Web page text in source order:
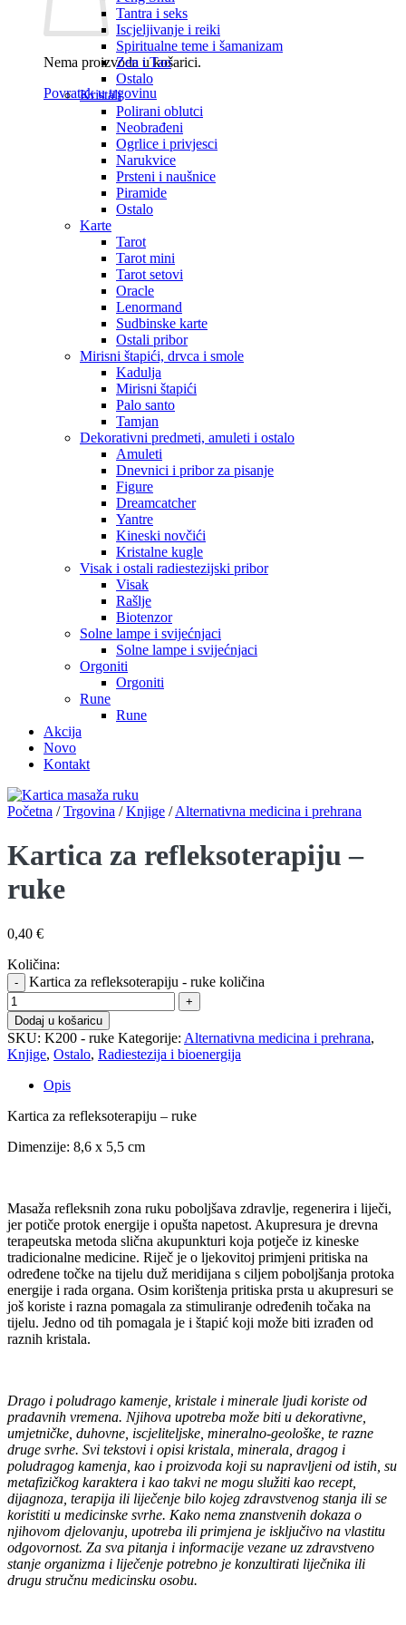
Nema proizvoda u košarici.
Povratak u trgovinu
Tantra i seks
Iscjeljivanje i reiki
Spiritualne teme i šamanizam
Zen i Tao
Ostalo
Kristali
Polirani oblutci
Neobrađeni
Ogrlice i privjesci
Narukvice
Prsteni i naušnice
Piramide
Ostalo
Karte
Tarot
Tarot mini
Tarot setovi
Oracle
Lenormand
Sudbinske karte
Ostali pribor
Mirisni štapići, drvca i smole
Kadulja
Mirisni štapići
Palo santo
Tamjan
Dekorativni predmeti, amuleti i ostalo
Amuleti
Dnevnici i pribor za pisanje
Figure
Dreamcatcher
Yantre
Kineski novčići
Kristalne kugle
Visak i ostali radiestezijski pribor
Visak
Rašlje
Biotenzor
Solne lampe i svijećnjaci
Solne lampe i svijećnjaci
Orgoniti
Orgoniti
Rune
Rune
Akcija
Novo
Kontakt
Početna / Trgovina / Knjige / Alternativna medicina i prehrana
Kartica za refleksoterapiju –
ruke
0,40 €
Količina:
Kartica za refleksoterapiju - ruke količina
Dodaj u košaricu
SKU: K200 - ruke Kategorije: Alternativna medicina i prehrana,
Knjige, Ostalo, Radiestezija i bioenergija
Opis
Kartica za refleksoterapiju – ruke
Dimenzije: 8,6 x 5,5 cm
Masaža refleksnih zona ruku poboljšava zdravlje, regenerira i liječi,
jer potiče protok energije i opušta napetost. Akupresura je drevna
terapeutska metoda slična akupunkturi koja potječe iz kineske
tradicionalne medicine. Riječ je o ljekovitoj primjeni pritiska na
određene točke na tijelu duž meridijana s ciljem poboljšanja protoka
energije i rada organa. Osim korištenja pritiska prsta u akupresuri se
još koriste i razna pomagala za stimuliranje određenih točaka na
tijelu. Jedno od tih pomagala je i štapić koji može biti izrađen od
raznih kristala.
Drago i poludrago kamenje, kristale i minerale ljudi koriste od
pradavnih vremena. Njihova upotreba može biti u dekorativne,
umjetničke, duhovne, iscjeliteljske, mineralno-geološke, te razne
druge svrhe. Svi tekstovi i opisi kristala, minerala, dragog i
poludragog kamenja, kao i proizvoda koji su napravljeni od istih, su
metafizičkog karaktera i kao takvi ne mogu služiti kao recept,
dijagnoza, terapija ili liječenje bilo kojeg zdravstvenog stanja ili se
koristiti u medicinske svrhe. Kako nema znanstvenih dokaza o
njihovom djelovanju, upotreba ili primjena je isključivo na vlastitu
odgovornost. Za sva pitanja i informacije vezane uz zdravstveno
stanje organizma i liječenje potrebno je konzultirati liječnika ili
drugu stručnu medicinsku osobu.